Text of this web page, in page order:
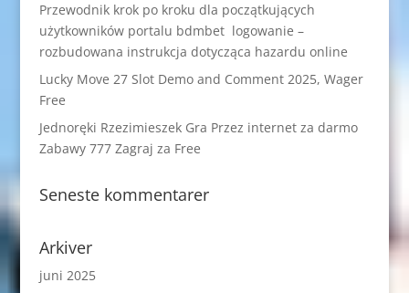
Przewodnik krok po kroku dla początkujących
użytkowników portalu bdmbet logowanie –
rozbudowana instrukcja dotycząca hazardu online
Lucky Move 27 Slot Demo and Comment 2025, Wager
Free
Jednoręki Rzezimieszek Gra Przez internet za darmo
Zabawy 777 Zagraj za Free
Seneste kommentarer
Arkiver
juni 2025